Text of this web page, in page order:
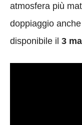
atmosfera più
doppiaggio
disponibile il 3